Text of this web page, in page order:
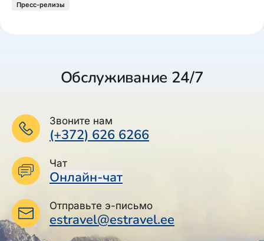
Пресс-релизы
Обслуживание 24/7
Звоните нам
(+372) 626 6266
Чат
Онлайн-чат
Отправьте э-письмо
estravel@estravel.ee